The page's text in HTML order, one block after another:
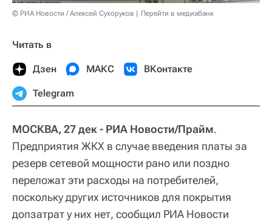
© РИА Новости / Алексей Сухоруков Перейти в медиабанк
Читать в
Дзен МАКС ВКонтакте
Telegram
МОСКВА, 27 дек - РИА Новости/Прайм.
Предприятия ЖКХ в случае введения платы за
резерв сетевой мощности рано или поздно
переложат эти расходы на потребителей,
поскольку других источников для покрытия
допзатрат у них нет, сообщил РИА Новости